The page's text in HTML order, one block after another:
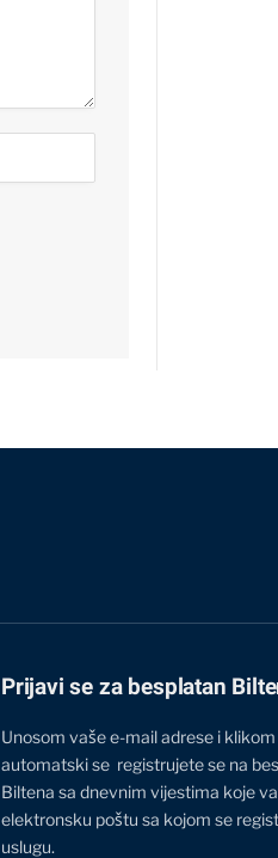
Prijavi se za besplatan
Unosom vaše e-mail adrese i
automatski se registrujete se na
Biltena sa dnevnim vijestima koje
elektronsku poštu sa kojom se
uslugu.